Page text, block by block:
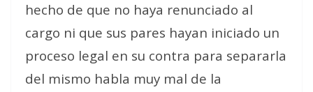
hecho de que no haya renunciado al
cargo ni que sus pares hayan iniciado un
proceso legal en su contra para separarla
del mismo habla muy mal de la